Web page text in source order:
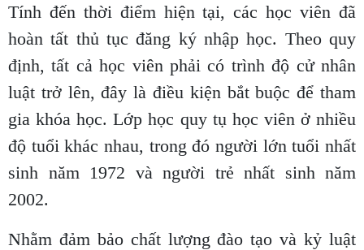
Tính đến thời điểm hiện tại, các học viên đã
hoàn tất thủ tục đăng ký nhập học. Theo quy
định, tất cả học viên phải có trình độ cử nhân
luật trở lên, đây là điều kiện bắt buộc để tham
gia khóa học. Lớp học quy tụ học viên ở nhiều
độ tuổi khác nhau, trong đó người lớn tuổi nhất
sinh năm 1972 và người trẻ nhất sinh năm
2002.
Nhằm đảm bảo chất lượng đào tạo và kỷ luật